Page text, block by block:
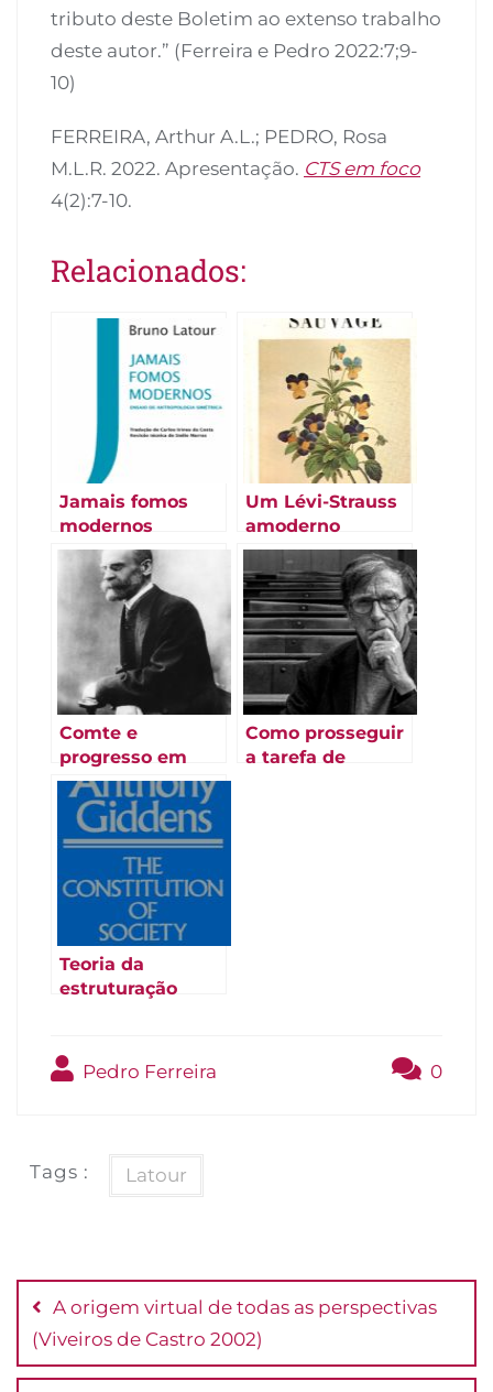
tributo deste Boletim ao extenso trabalho
deste autor.” (Ferreira e Pedro 2022:7;9-
10)
FERREIRA, Arthur A.L.; PEDRO, Rosa
M.L.R. 2022. Apresentação. CTS em foco
4(2):7-10.
Relacionados:
Jamais fomos
modernos
(Latour 1994
[1991])
Um Lévi-Strauss
amoderno
Comte e
progresso em
Durkheim (2007)
Como prosseguir
a tarefa de
Teoria da
estruturação
Pedro Ferreira 0
Tags : Latour
de
Post
A origem virtual de todas as perspectivas
(Viveiros de Castro 2002)